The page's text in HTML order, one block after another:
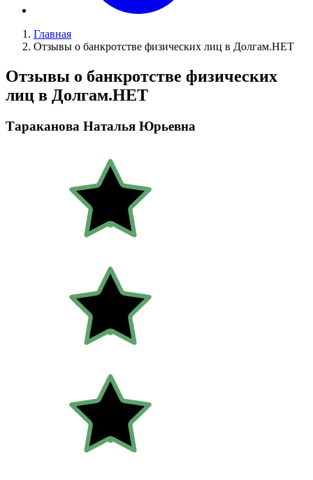
Главная
Отзывы о банкротстве физических лиц в Долгам.НЕТ
Отзывы о банкротстве физических
лиц в Долгам.НЕТ
Тараканова Наталья Юрьевна